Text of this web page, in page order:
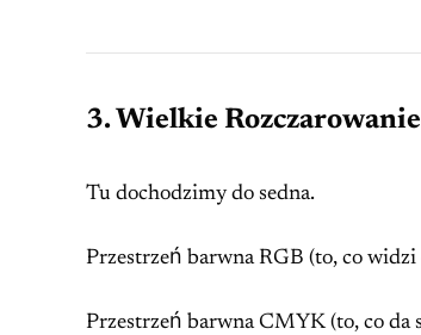
3. Wielkie
Tu dochodzimy do sedna.
Przestrzeń barwna RGB (to, co
Przestrzeń barwna CMYK (to, co da